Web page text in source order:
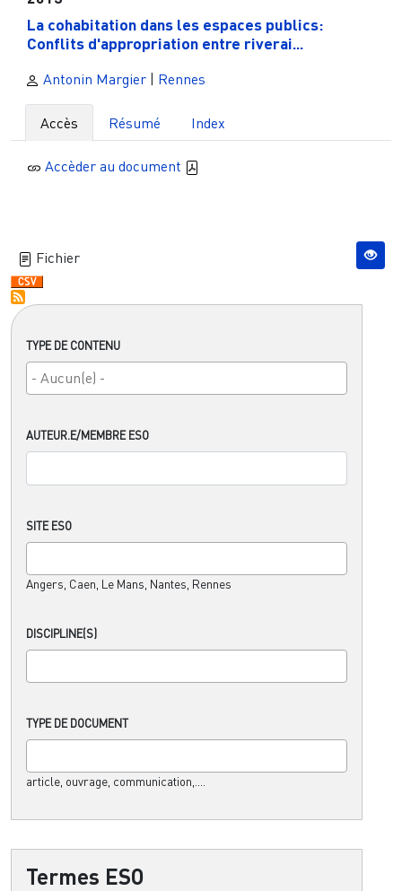
TYPE DE CONTENU
AUTEUR.E/MEMBRE ESO
SITE ESO
Angers, Caen, Le Mans, Nantes, Rennes
DISCIPLINE(S)
TYPE DE DOCUMENT
article, ouvrage, communication,....
Termes ESO
La cohabitation dans les espaces publics:
Conflits d'appropriation entre riverai...
Antonin Margier Rennes
Accès Résumé Index
Accèder au document
Fichier